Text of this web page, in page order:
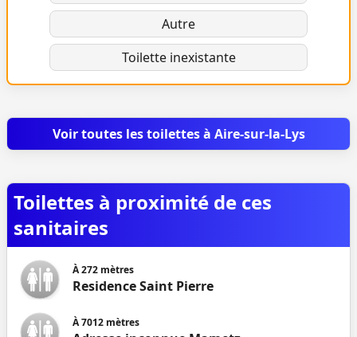
Autre
Toilette inexistante
Voir toutes les toilettes à Aire-sur-la-Lys
Toilettes à proximité de ces
sanitaires
À272 mètres
Residence Saint Pierre
À7012 mètres